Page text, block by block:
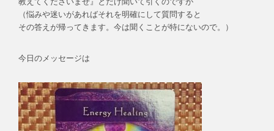
（悩みや迷いがあればそれを明確にして質問すると
その答えが帰ってきます。今は聞くことが特にないので。）
今日のメッセージは